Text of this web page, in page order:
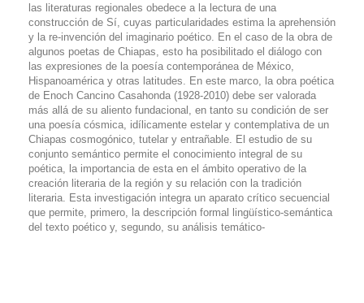
las literaturas regionales obedece a la lectura de una
construcción de Sí, cuyas particularidades estima la aprehensión
y la re-invención del imaginario poético. En el caso de la obra de
algunos poetas de Chiapas, esto ha posibilitado el diálogo con
las expresiones de la poesía contemporánea de México,
Hispanoamérica y otras latitudes. En este marco, la obra poética
de Enoch Cancino Casahonda (1928-2010) debe ser valorada
más allá de su aliento fundacional, en tanto su condición de ser
una poesía cósmica, idílicamente estelar y contemplativa de un
Chiapas cosmogónico, tutelar y entrañable. El estudio de su
conjunto semántico permite el conocimiento integral de su
poética, la importancia de esta en el ámbito operativo de la
creación literaria de la región y su relación con la tradición
literaria. Esta investigación integra un aparato crítico secuencial
que permite, primero, la descripción formal lingüístico-semántica
del texto poético y, segundo, su análisis temático-